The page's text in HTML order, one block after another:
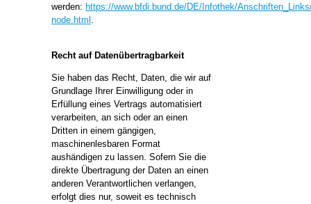
werden: https://www.bfdi.bund.de/DE/Infothek/
node.html .
Recht auf Datenübertragbarkeit
Sie haben das Recht, Daten, die wir auf
Grundlage Ihrer Einwilligung oder in
Erfüllung eines Vertrags automatisiert
verarbeiten, an sich oder an einen
Dritten in einem gängigen,
maschinenlesbaren Format
aushändigen zu lassen. Sofern Sie die
direkte Übertragung der Daten an einen
anderen Verantwortlichen verlangen,
erfolgt dies nur, soweit es technisch